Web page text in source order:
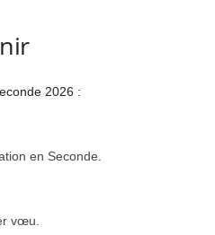
2026 :
en Seconde.
vœu.